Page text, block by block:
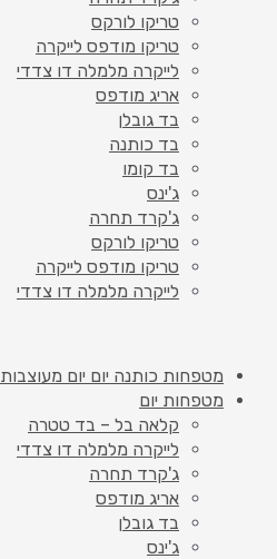
טריקו לורקס
טריקו מודפס לייקרה
לייקרה מלמלה דו צדדי
אריג מודפס
בד גובלן
בד כותנה
בד קומו
ג'ינס
ג'קרד תחרה
טריקו לורקס
טריקו מודפס לייקרה
לייקרה מלמלה דו צדדי
מטפחות כותנה יום יום מעוצבות
מטפחות יום
קלאה בל – בד טטרה
לייקרה מלמלה דו צדדי
ג'קרד תחרה
אריג מודפס
בד גובלן
ג'ינס